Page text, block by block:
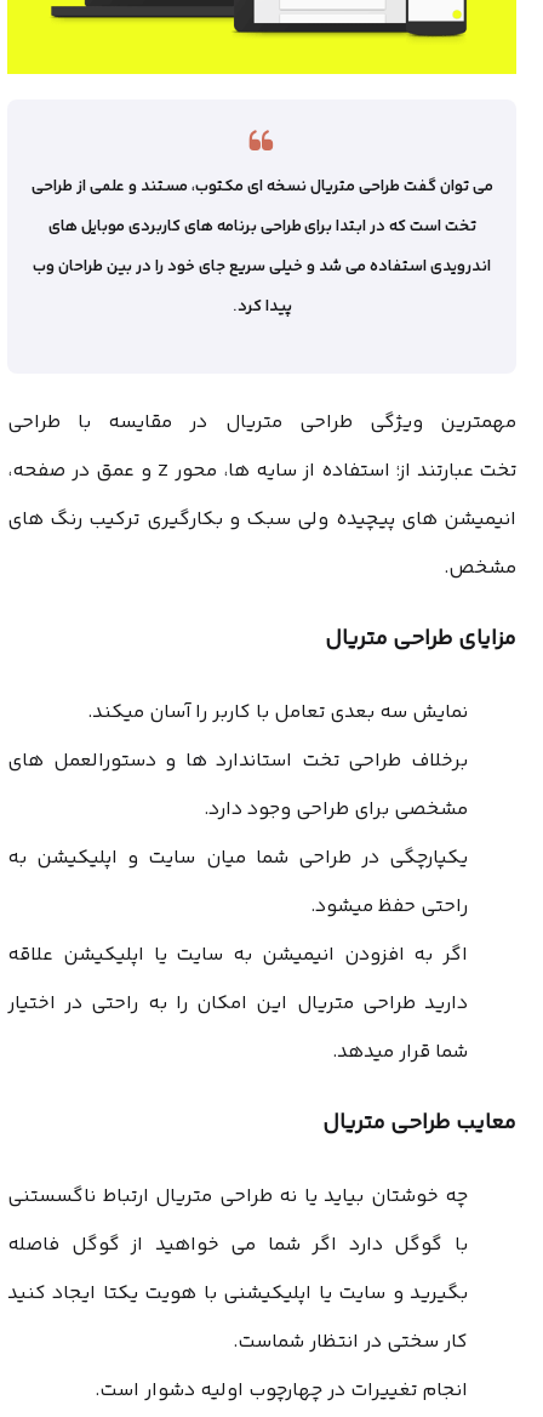
می توان گفت طراحی متریال نسخه ای مکتوب، مستند و علمی از طراحی
تخت است که در ابتدابرایطراحی برنامه های کاربردی موبایل های
اندرویدی استفاده می شد و خیلی سریع جای خود را در بین طراحان وب
پیدا کرد.
مهمترین ویژگی طراحی متریال در مقایسه با طراحی
تخت عبارتند از؛ استفاده از سایه ها، محور Z و عمق در صفحه،
انیمیشن های پیچیده ولی سبک و بکارگیری ترکیب رنگ های
مشخص.
مزایای طراحی متریال
نمایش سه بعدی تعامل با کاربر را آسان میکند.
برخلاف طراحی تخت استاندارد ها و دستورالعمل های
مشخصی برای طراحی وجود دارد.
یکپارچگی در طراحی شما میان سایت و اپلیکیشن به
راحتی حفظ میشود.
اگر به افزودن انیمیشن به سایت یا اپلیکیشن علاقه
دارید طراحی متریال این امکان را به راحتی در اختیار
شما قرار میدهد.
معایب طراحی متریال
چه خوشتان بیاید یا نه طراحی متریال ارتباط ناگسستنی
با گوگل دارد اگر شما می خواهید از گوگل فاصله
بگیرید و سایت یا اپلیکیشنی با هویت یکتا ایجاد کنید
کار سختی در انتظار شماست.
انجام تغییرات در چهارچوب اولیه دشوار است.